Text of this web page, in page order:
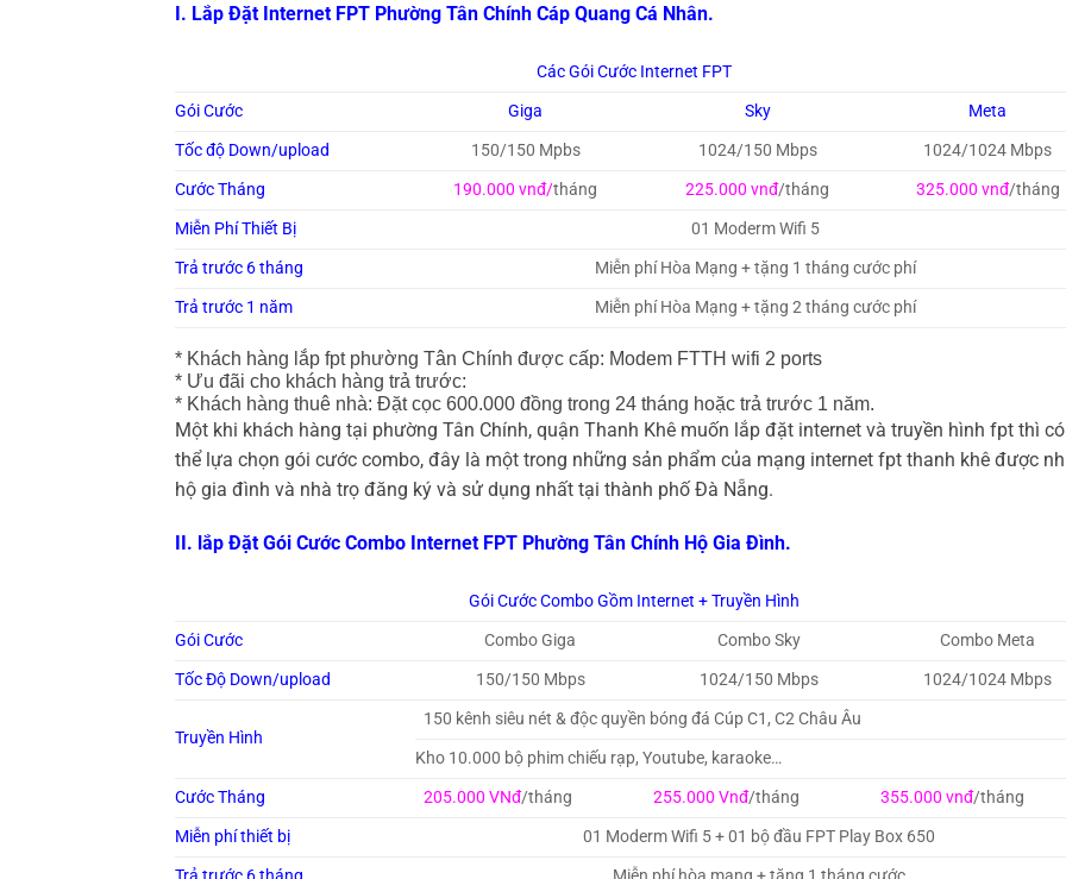
I. Lắp Đặt Internet FPT Phường Tân Chính Cáp Quang Cá Nhân.
Các Gói Cước Internet FPT
Gói Cước
Giga Sky
Meta
Tốc độ Down/upload
150/150 Mpbs 1024/150 Mbps
1024/1024 Mbps
Cước Tháng
190.000 vnđ/tháng 225.000 vnđ/tháng 325.000 vnđ/tháng
Miễn Phí Thiết Bị
01 Moderm Wifi 5
Trả trước 6 tháng
Miễn phí Hòa Mạng + tặng 1 tháng cước phí
Trả trước 1 năm
Miễn phí Hòa Mạng + tặng 2 tháng cước phí
* Khách hàng lắp fpt phường Tân Chính được cấp: Modem FTTH wifi 2 ports
* Ưu đãi cho khách hàng trả trước:
* Khách hàng thuê nhà: Đặt cọc 600.000 đồng trong 24 tháng hoặc trả trước 1 năm.
Một khi khách hàng tại phường Tân Chính, quận Thanh Khê muốn lắp đặt internet và truyền hình fpt thì có
thể lựa chọn gói cước combo, đây là một trong những sản phẩm của mạng internet fpt thanh khê được
hộ gia đình và nhà trọ đăng ký và sử dụng nhất tại thành phố Đà Nẵng.
II. lắp Đặt Gói Cước Combo Internet FPT Phường Tân Chính Hộ Gia Đình.
Gói Cước Combo Gồm Internet + Truyền Hình
Gói Cước
Combo Giga Combo Sky
Combo Meta
Tốc Độ Down/upload
150/150 Mbps 1024/150 Mbps 1024/1024 Mbps
Truyền Hình
150 kênh siêu nét & độc quyền bóng đá Cúp C1, C2 Châu Âu
Kho 10.000 bộ phim chiếu rạp, Youtube, karaoke…
Cước Tháng
205.000 VNđ/tháng 255.000 Vnđ/tháng 355.000 vnđ/tháng
Miễn phí thiết bị
01 Moderm Wifi 5 + 01 bộ đầu FPT Play Box 650